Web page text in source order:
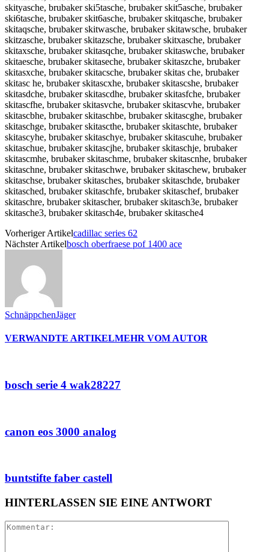
skityasche, brubaker ski5tasche, brubaker skit5asche, brubaker
ski6tasche, brubaker skit6asche, brubaker skitqasche, brubaker
skitaqsche, brubaker skitwasche, brubaker skitawsche, brubaker
skitzasche, brubaker skitazsche, brubaker skitxasche, brubaker
skitaxsche, brubaker skitasqche, brubaker skitaswche, brubaker
skitaesche, brubaker skitaseche, brubaker skitaszche, brubaker
skitasxche, brubaker skitacsche, brubaker skitas che, brubaker
skitasc he, brubaker skitascxhe, brubaker skitascshe, brubaker
skitasdche, brubaker skitascdhe, brubaker skitasfche, brubaker
skitascfhe, brubaker skitasvche, brubaker skitascvhe, brubaker
skitascbhe, brubaker skitaschbe, brubaker skitascghe, brubaker
skitaschge, brubaker skitascthe, brubaker skitaschte, brubaker
skitascyhe, brubaker skitaschye, brubaker skitascuhe, brubaker
skitaschue, brubaker skitascjhe, brubaker skitaschje, brubaker
skitascmhe, brubaker skitaschme, brubaker skitascnhe, brubaker
skitaschne, brubaker skitaschwe, brubaker skitaschew, brubaker
skitaschse, brubaker skitasches, brubaker skitaschde, brubaker
skitasched, brubaker skitaschfe, brubaker skitaschef, brubaker
skitaschre, brubaker skitascher, brubaker skitasch3e, brubaker
skitasche3, brubaker skitasch4e, brubaker skitasche4
Vorheriger Artikelcadillac series 62
Nächster Artikelbosch oberfraese pof 1400 ace
SchnäppchenJäger
VERWANDTE ARTIKELMEHR VOM AUTOR
bosch serie 4 wak28227
canon eos 3000 analog
buntstifte faber castell
HINTERLASSEN SIE EINE ANTWORT